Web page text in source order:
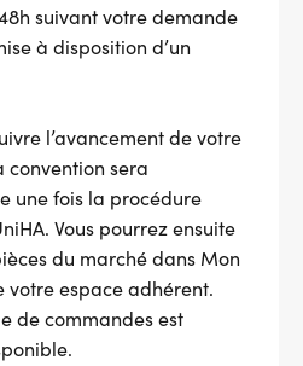
suivant votre demande
à disposition d’un
l’avancement de votre
sera
une fois la procédure
Vous pourrez ensuite
du marché dans Mon
votre espace adhérent.
de commandes est